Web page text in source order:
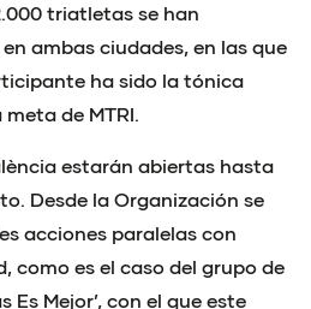
triatletas se han
ambas ciudades, en las que
ha sido la tónica
de MTRI.
estarán abiertas hasta
Desde la Organización se
acciones paralelas con
como es el caso del grupo de
Mejor’, con el que este